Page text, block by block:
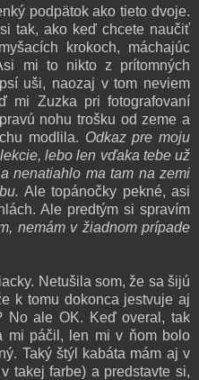
podpätok ako tieto dvoje.
tak, ako keď chcete naučiť
krokoch, máchajúc
mi to nikto z prítomných
uši, naozaj v tom neviem
mi Zuzka pri fotografovaní
nohu trošku od zeme a
modlila. Odkaz pre moju
lebo len vďaka tebe už
nenatiahlo ma tam na zemi
Ale topánočky pekné, asi
Ale predtým si spravím
nemám v žiadnom prípade
Netušila som, že sa šijú
k tomu dokonca jestvuje aj
No ale OK. Keď overal, tak
mi páčil, len mi v ňom bolo
Taký štýl kabáta mám aj v
takej farbe) a predstavte si,